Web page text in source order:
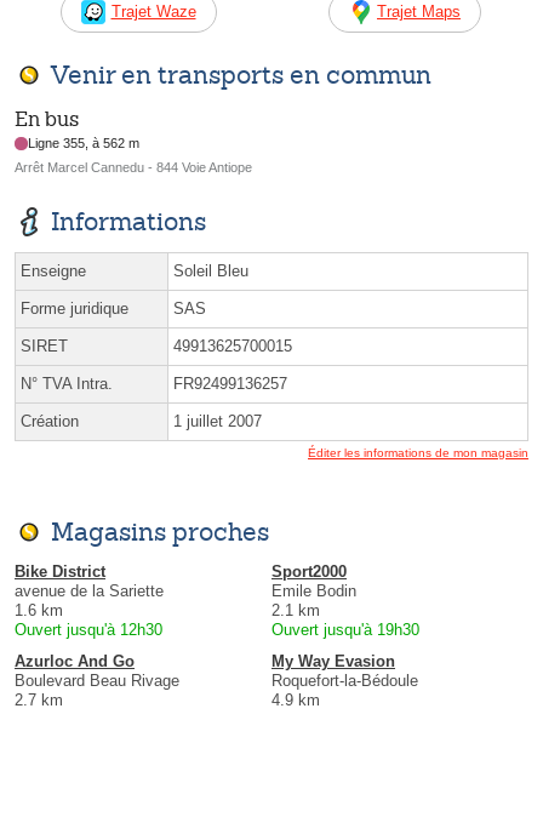
Trajet Waze Trajet Maps
Venir en transports en commun
En bus
Ligne 355, à 562 m
Arrêt Marcel Cannedu - 844 Voie Antiope
Informations
Enseigne Soleil Bleu
Forme juridique SAS
SIRET 49913625700015
N° TVA Intra. FR92499136257
Création 1 juillet 2007
Éditer les informations de mon magasin
Magasins proches
Bike District
avenue de la Sariette
1.6 km
Ouvert jusqu'à 12h30
Sport2000
Emile Bodin
2.1 km
Ouvert jusqu'à 19h30
Azurloc And Go
Boulevard Beau Rivage
2.7 km
My Way Evasion
Roquefort-la-Bédoule
4.9 km